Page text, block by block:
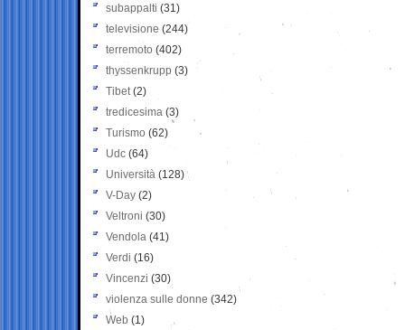
subappalti (31)
televisione(244)
terremoto (402)
thyssenkrupp (3)
Tibet(2)
tredicesima (3)
Turismo (62)
Udc (64)
Università (128)
V-Day (2)
Veltroni (30)
Vendola (41)
Verdi (16)
Vincenzi (30)
violenza sulle donne (342)
Web (1)